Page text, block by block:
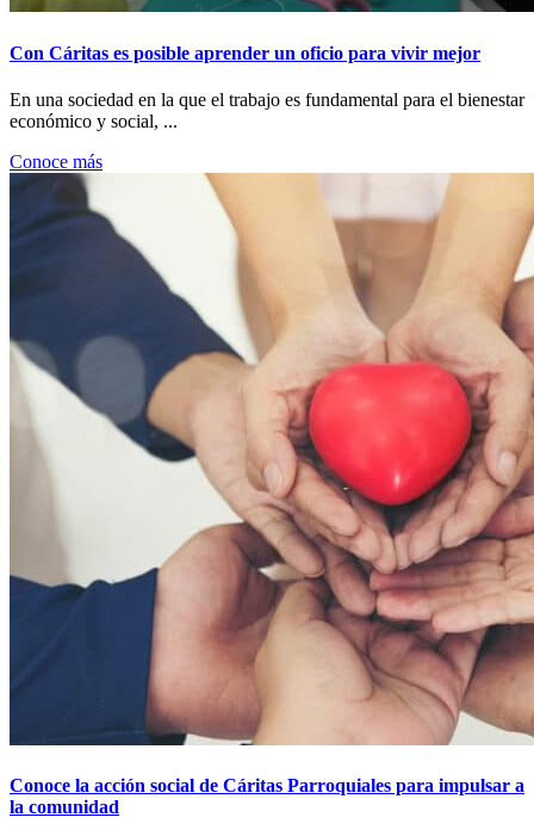
Con Cáritas es posible aprender un oficio para vivir mejor
En una sociedad en la que el trabajo es fundamental para el bienestar
económico y social, ...
Conoce más
Conoce la acción social de Cáritas Parroquiales para impulsar a
la comunidad